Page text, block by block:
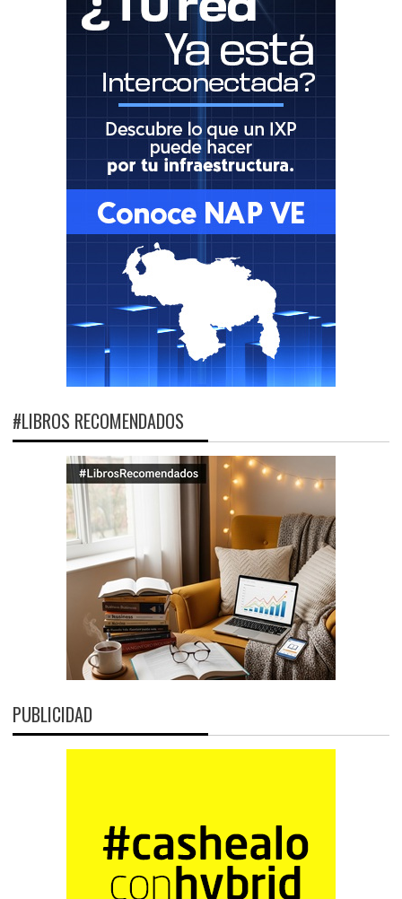
#LIBROS RECOMENDADOS
PUBLICIDAD